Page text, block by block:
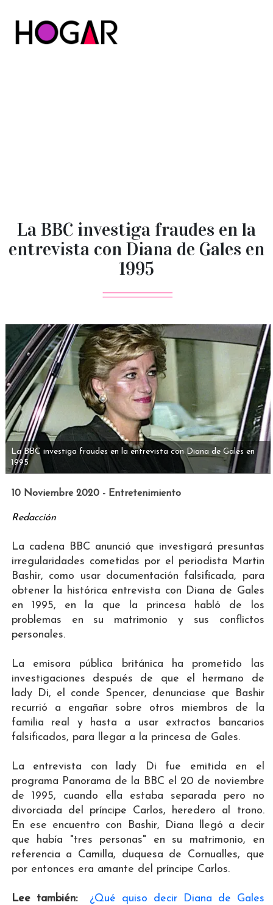
La BBC investiga fraudes en la
entrevista con Diana de Gales en
1995
La BBC investiga fraudes en la entrevista con Diana de Gales en
1995
10 Noviembre 2020 - Entretenimiento
Redacción
La cadena BBC anunció que investigará presuntas
irregularidades cometidas por el periodista Martin
Bashir, como usar documentación falsificada, para
obtener la histórica entrevista con Diana de Gales
en 1995, en la que la princesa habló de los
problemas en su matrimonio y sus conflictos
personales.
La emisora pública británica ha prometido las
investigaciones después de que el hermano de
lady Di, el conde Spencer, denunciase que Bashir
recurrió a engañar sobre otros miembros de la
familia real y hasta a usar extractos bancarios
falsificados, para llegar a la princesa de Gales.
La entrevista con lady Di fue emitida en el
programa Panorama de la BBC el 20 de noviembre
de 1995, cuando ella estaba separada pero no
divorciada del príncipe Carlos, heredero al trono.
En ese encuentro con Bashir, Diana llegó a decir
que había "tres personas" en su matrimonio, en
referencia a Camilla, duquesa de Cornualles, que
por entonces era amante del príncipe Carlos.
Lee también:
¿Qué quiso decir Diana de Gales